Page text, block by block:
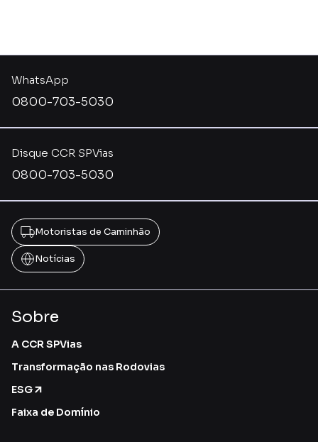
Disque CCR SPVias
0800-703-5030
WhatsApp
0800-703-5030
Motoristas de Caminhão
Notícias
Sobre
A CCR SPVias
Transformação nas Rodovias
ESG
Faixa de Domínio